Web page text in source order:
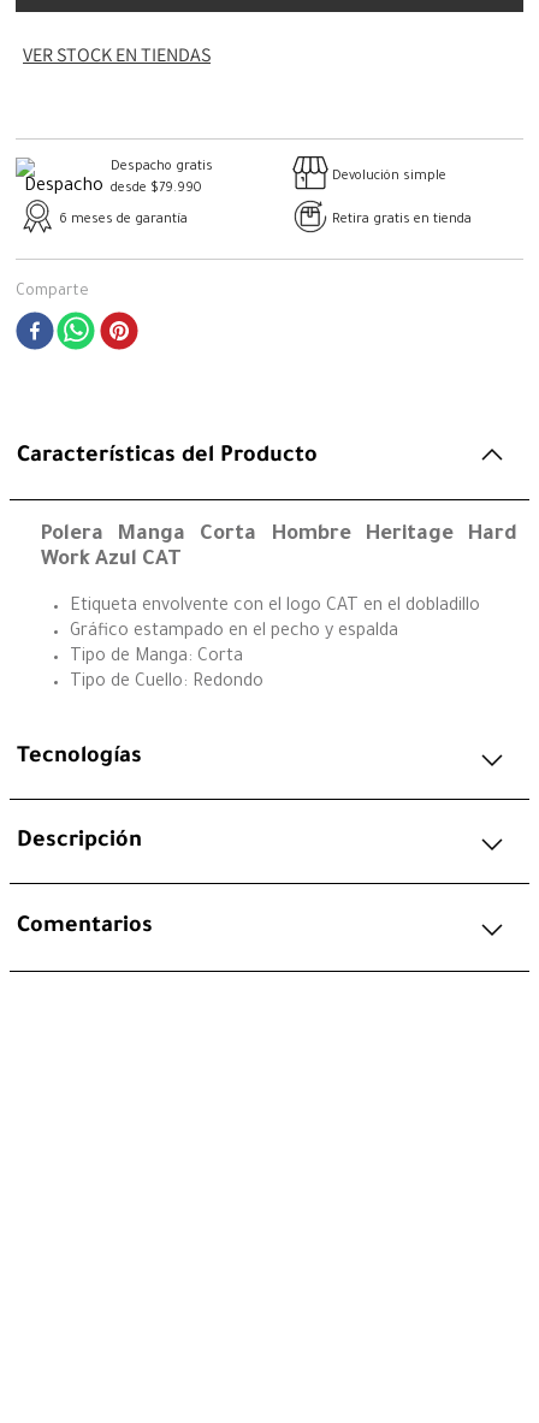
VER STOCK EN TIENDAS
Despacho gratis
desde $79.990
Devolución simple
6 meses de garantía Retira gratis en tienda
Comparte
Características del Producto
Polera Manga Corta Hombre Heritage Hard
Work Azul CAT
Etiqueta envolvente con el logo CAT en el dobladillo
Gráfico estampado en el pecho y espalda
Tipo de Manga: Corta
Tipo de Cuello: Redondo
Tecnologías
Descripción
Comentarios